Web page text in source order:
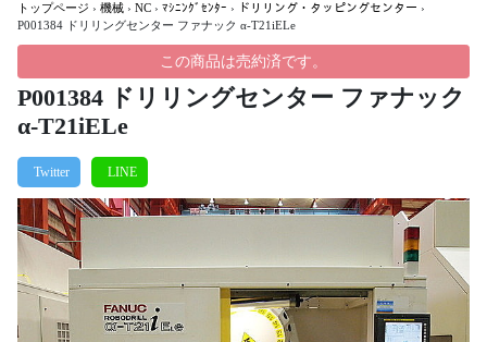
トップページ › 機械 › NC › ﾏｼﾆﾝｸﾞｾﾝﾀｰ › ドリリング・タッピングセンター ›
P001384 ドリリングセンター ファナック α-T21iELe
この商品は売約済です。
P001384 ドリリングセンター ファナック
α-T21iELe